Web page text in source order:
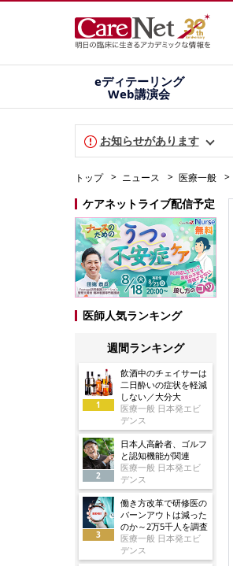
eディテーリング
Web講演会
お知らせがあります
トップ ニュース 医療一般
ケアネットライブ配信予定
医師人気ランキング
週間ランキング
1
飲酒中のチェイサーは
二日酔いの症状を軽減
しない／大分大
医療一般 日本発エビ
デンス
2
日本人高齢者、ゴルフ
と認知機能が関連
医療一般 日本発エビ
デンス
3
働き方改革で研修医の
バーンアウトは減った
のか～2万5千人を調査
医療一般 日本発エビ
デンス